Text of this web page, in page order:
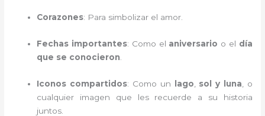
Corazones: Para simbolizar el amor.
Fechas importantes: Como el aniversario o el día
que se conocieron
Iconos compartidos: Como un lago sol y luna , o
cualquier imagen que les recuerde a su historia
juntos.